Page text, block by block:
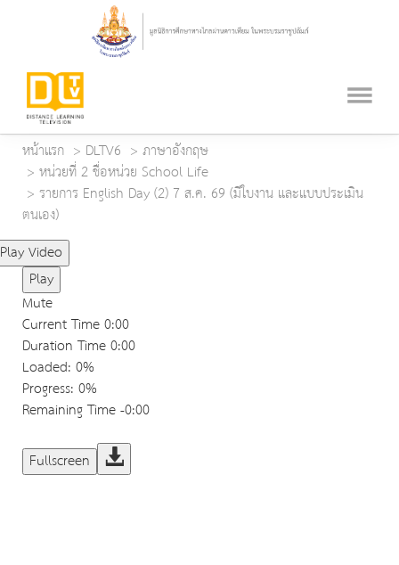
หน้าแรก DLTV6
ภาษาอังกฤษ
หน่วยที่ 2 ชื่อหน่วย School Life
รายการ English Day (2) 7 ส.ค. 69 (มีใบงาน และแบบประเมิน
ตนเอง)
Play Video
Play
Mute
Current Time0:00
Duration Time0:00
Loaded: 0%
Progress: 0%
Remaining Time-0:00
Fullscreen